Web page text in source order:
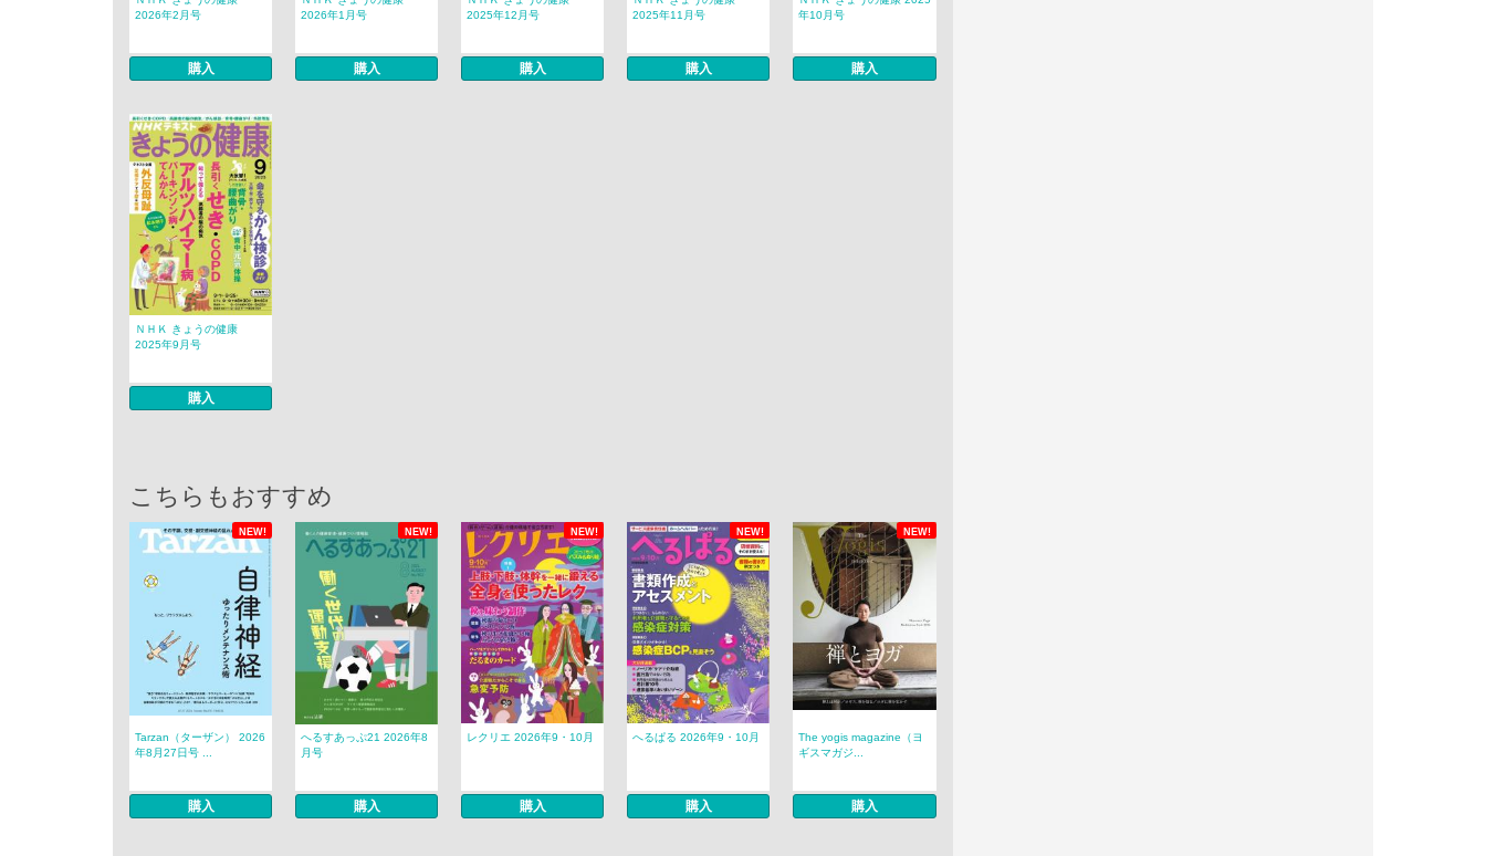
2026年2月号
購入
2026年1月号
購入
2025年12月号
購入
2025年11月号
購入
年10月号
購入
ＮＨＫ きょうの健康
2025年9月号
購入
こちらもおすすめ
NEW! NEW! NEW! NEW! NEW!
Tarzan（ターザン） 2026
年8月27日号 ...
購入
へるすあっぷ21 2026年8
月号
購入
レクリエ 2026年9・10月
購入
へるぱる 2026年9・10月
購入
The yogis magazine（ヨ
ギスマガジ...
購入